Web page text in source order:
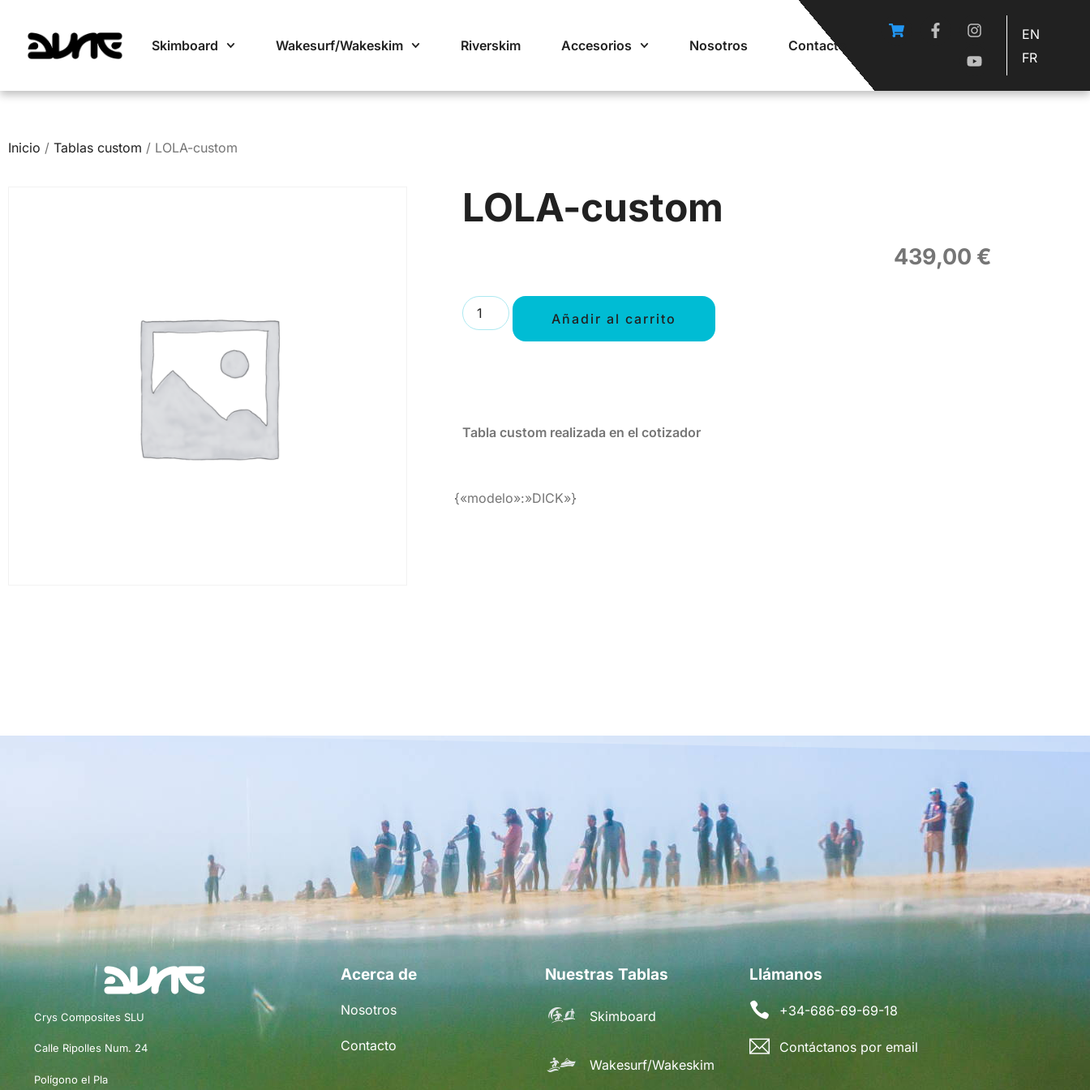
Skimboard Wakesurf/Wakeskim Riverskim Accesorios Nosotros Contacto
EN
FR
Inicio / Tablas custom / LOLA-custom
LOLA-custom
439,00 €
Añadir al carrito
Tabla custom realizada en el cotizador
{«modelo»:»DICK»}
Crys Composites SLU
Calle Ripolles Num. 24
Polígono el Pla
Acerca de
Nosotros
Contacto
Nuestras Tablas
Skimboard
Wakesurf/Wakeskim
Llámanos
+34-686-69-69-18
Contáctanos por email